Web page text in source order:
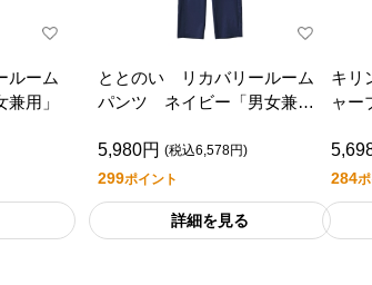
ルーム
用」
ととのい リカバリールーム
パンツ ネイビー「男女兼
5,980円 (税込6,578円)
299ポイント
詳細を見る
キ
ャー
284